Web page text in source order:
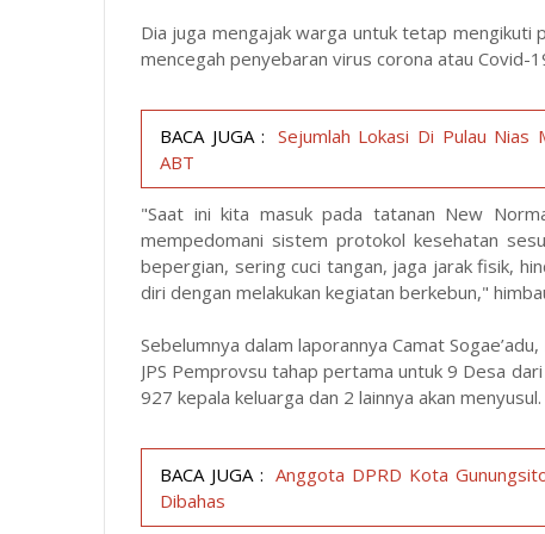
Dia juga mengajak warga untuk tetap mengikuti
mencegah penyebaran virus corona atau Covid-
BACA JUGA : Sejumlah Lokasi Di Pulau Nias
ABT
"Saat ini kita masuk pada tatanan New
mempedomani sistem protokol kesehatan
bepergian, sering cuci tangan, jaga jarak fisik,
diri dengan melakukan kegiatan berkebun,"
Sebelumnya dalam laporannya Camat
JPS Pemprovsu tahap pertama untuk 9 Desa
927 kepala keluarga dan 2 lainnya akan menyusul.
BACA JUGA : Anggota DPRD Kota
Dibahas